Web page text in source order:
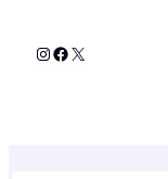
Instagram
Facebook
X